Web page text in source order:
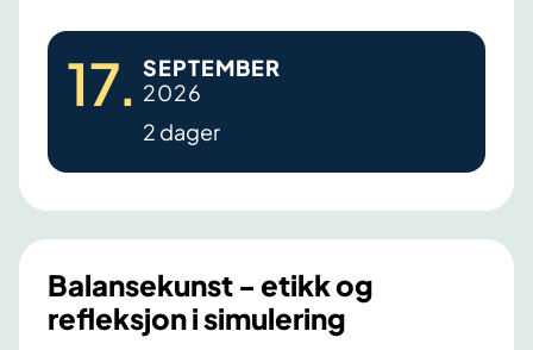
N
v
e
r
k
s
m
17. SEPTEMBER
2026
2 dager
Balansekunst - etikk og
refleksjon i simulering